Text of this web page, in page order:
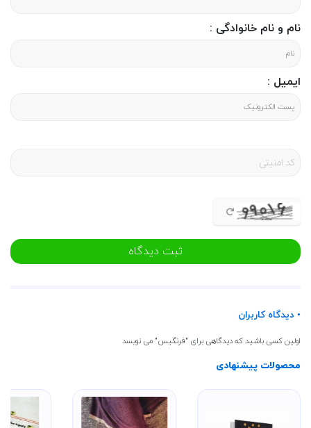
است . مشخصات ظاهری کتاب شامل : قطع رقعی ، 365 صفحه و شومیز می باشد .
سفارش در سایت می توانید این محصول را تهیه فرمایید .
نام و نام خانوادگی :
ایمیل :
ثبت دیدگاه
• دیدگاه کاربران
اولین کسی باشید که دیدگاهی برای "فرنگیس" می نویسد
محصولات پیشنهادی